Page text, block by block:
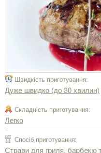
Швидкість приготування:
Дуже швидко (до 30 хвилин)
Складність приготування:
Легко
Спосіб приготування:
Страви для гриля, барбекю